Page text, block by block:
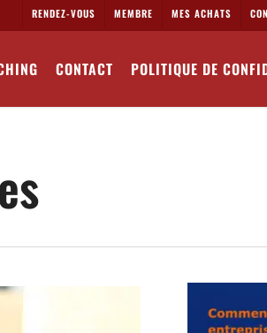
RENDEZ-VOUS MEMBRE MES ACHATS
CONTACT POLITIQUE DE